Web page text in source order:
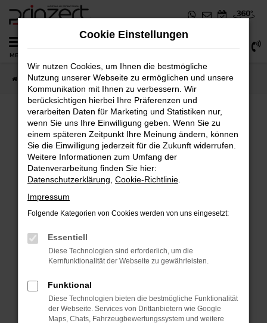
Zum
springen
MENÜ
Startseite Fahrzeugangebote Fahrzeug-Showroom
Fehler: Network Error
Beim Laden ist ein Fehler aufgetreten.
Hier sind ein paar Tipps, die dir helfen können:
Internetverbindung.
Laden andere Webseiten, zum Beispiel
Prüfe deine Browsererweiterungen.
Manche Erweiterungen, wie Werbeblocker,
Cookie Einstellungen
Wir nutzen Cookies, um Ihnen die bestmögliche
Nutzung unserer Webseite zu ermöglichen und unsere
Kommunikation mit Ihnen zu verbessern. Wir
berücksichtigen hierbei Ihre Präferenzen und
verarbeiten Daten für Marketing und Statistiken nur,
wenn Sie uns Ihre Einwilligung geben. Wenn Sie zu
einem späteren Zeitpunkt Ihre Meinung ändern, können
Sie die Einwilligung jederzeit für die Zukunft widerrufen.
Weitere Informationen zum Umfang der
Datenverarbeitung finden Sie hier:
Datenschutzerklärung Cookie-Richtlinie
Impressum
Folgende Kategorien von Cookies werden von uns eingesetzt:
Essentiell
Diese Technologien sind erforderlich, um die
Kernfunktionalität der Webseite zu gewährleisten.
Funktional
Diese Technologien bieten die bestmögliche Funktionalität
der Webseite. Services von Drittanbietern wie Google
Maps, Chats, Fahrzeugbewertungssystem und weitere